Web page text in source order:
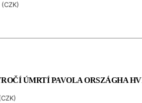
(CZK)
ÚMRTÍ PAVOLA ORSZÁGHA
CZK)